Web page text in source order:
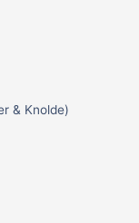
& Knolde)